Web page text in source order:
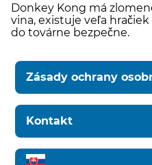
Donkey Kong má
vina, existuje veľa
do továrne bezpečne.
Zásady ochrany
Kontakt